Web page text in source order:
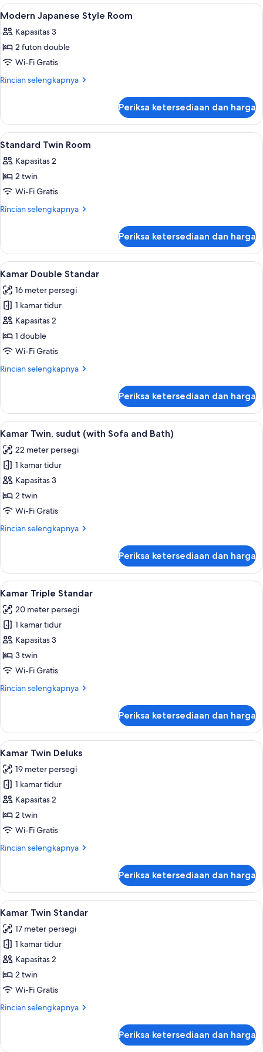
Triple
Room
Lihat
semua
foto
untuk
Modern
Japanese
Brankas, tirai kedap cahaya, Wi-Fi
6
Modern Japanese Style Room
Kapasitas 3
2 futon double
Wi-Fi Gratis
Rincian selengkapnya
Rincian
Modern
Japanese
Style
Periksa ketersediaan dan harga
Lihat
semua
foto
untuk
Standard
Twin
Brankas, tirai kedap cahaya, Wi-Fi
5
Standard Twin Room
Kapasitas 2
2 twin
Wi-Fi Gratis
Rincian selengkapnya
Rincian
Standard
Twin
Room
Periksa ketersediaan dan harga
Lihat
semua
foto
untuk
Kamar
Double
Standar
Brankas, tirai kedap cahaya, Wi-Fi
5
Kamar Double Standar
16 meter persegi
1 kamar tidur
Kapasitas 2
1 double
Wi-Fi Gratis
Rincian selengkapnya
Rincian
Kamar
Double
Standar
Periksa ketersediaan dan harga
Lihat
semua
foto
untuk
Kamar
Twin,
sudut
Sofa
Brankas, tirai kedap cahaya, Wi-Fi
5
Kamar Twin, sudut (with Sofa and Bath)
22 meter persegi
1 kamar tidur
Kapasitas 3
2 twin
Wi-Fi Gratis
Rincian selengkapnya
Rincian
Kamar
Twin,
sudut
Sofa
and
Bath)
Periksa ketersediaan dan harga
Lihat
semua
foto
untuk
Kamar
Triple
Standar
Brankas, tirai kedap cahaya, Wi-Fi
4
Kamar Triple Standar
20 meter persegi
1 kamar tidur
Kapasitas 3
3 twin
Wi-Fi Gratis
Rincian selengkapnya
Rincian
Kamar
Triple
Standar
Periksa ketersediaan dan harga
Lihat
semua
foto
untuk
Kamar
Twin
Deluks
Kamar Twin Deluks | Brankas, tirai
5
Kamar Twin Deluks
19 meter persegi
1 kamar tidur
Kapasitas 2
2 twin
Wi-Fi Gratis
Rincian selengkapnya
Rincian
Kamar
Twin
Deluks
Periksa ketersediaan dan harga
Lihat
semua
foto
untuk
Kamar
Twin
Standar
Brankas, tirai kedap cahaya, Wi-Fi
5
Kamar Twin Standar
17 meter persegi
1 kamar tidur
Kapasitas 2
2 twin
Wi-Fi Gratis
Rincian selengkapnya
Rincian
Kamar
Periksa ketersediaan dan harga